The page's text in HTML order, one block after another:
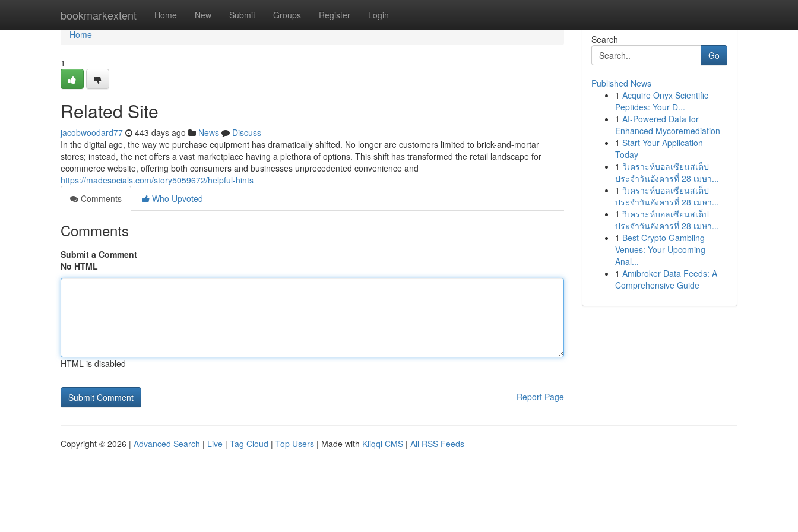
bookmarkextent Home New Submit Groups Register Login
Home
Home
1
Related Site
jacobwoodard77 443 days ago News
Discuss
In the digital age, the way we purchase equipment has dramatically shifted. No longer are customers limited to brick-and-mortar
stores; instead, the net offers a vast marketplace having a plethora of options. This shift has transformed the retail landscape for
ecommerce website, offering both consumers and businesses unprecedented convenience and
https://madesocials.com/story5059672/helpful-hints
Comments
Who Upvoted
Comments
Submit a Comment
No HTML
HTML is disabled
Report Page
Search
Go
Published News
1 Acquire Onyx Scientific
Peptides: Your D...
1 AI-Powered Data for
Enhanced Mycoremediation
1 Start Your Application
Today
1 วิเคราะห์บอลเซียนสเต็ป
ประจำวันอังคารที่ 28 เมษา...
1 วิเคราะห์บอลเซียนสเต็ป
ประจำวันอังคารที่ 28 เมษา...
1 วิเคราะห์บอลเซียนสเต็ป
ประจำวันอังคารที่ 28 เมษา...
1 Best Crypto Gambling
Venues: Your Upcoming
Anal...
1 Amibroker Data Feeds: A
Comprehensive Guide
Copyright © 2026 | Advanced Search | Live | Tag Cloud | Top Users | Made with Kliqqi CMS | All RSS Feeds